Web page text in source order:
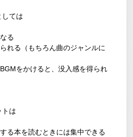
しては
る
れる（もちろん曲のジャンルに
をかけると、没入感を得られ
トは
る本を読むときには集中できる